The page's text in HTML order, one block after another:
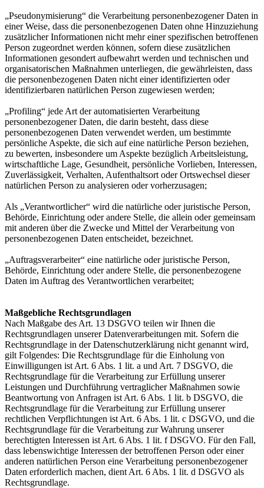
„Pseudonymisierung“ die Verarbeitung personenbezogener Daten in
einer Weise, dass die personenbezogenen Daten ohne Hinzuziehung
zusätzlicher Informationen nicht mehr einer spezifischen betroffenen
Person zugeordnet werden können, sofern diese zusätzlichen
Informationen gesondert aufbewahrt werden und technischen und
organisatorischen Maßnahmen unterliegen, die gewährleisten, dass
die personenbezogenen Daten nicht einer identifizierten oder
identifizierbaren natürlichen Person zugewiesen werden;
„Profiling“ jede Art der automatisierten Verarbeitung
personenbezogener Daten, die darin besteht, dass diese
personenbezogenen Daten verwendet werden, um bestimmte
persönliche Aspekte, die sich auf eine natürliche Person beziehen,
zu bewerten, insbesondere um Aspekte bezüglich Arbeitsleistung,
wirtschaftliche Lage, Gesundheit, persönliche Vorlieben, Interessen,
Zuverlässigkeit, Verhalten, Aufenthaltsort oder Ortswechsel dieser
natürlichen Person zu analysieren oder vorherzusagen;
Als „Verantwortlicher“ wird die natürliche oder juristische Person,
Behörde, Einrichtung oder andere Stelle, die allein oder gemeinsam
mit anderen über die Zwecke und Mittel der Verarbeitung von
personenbezogenen Daten entscheidet, bezeichnet.
„Auftragsverarbeiter“ eine natürliche oder juristische Person,
Behörde, Einrichtung oder andere Stelle, die personenbezogene
Daten im Auftrag des Verantwortlichen verarbeitet;
Maßgebliche Rechtsgrundlagen
Nach Maßgabe des Art. 13 DSGVO teilen wir Ihnen die
Rechtsgrundlagen unserer Datenverarbeitungen mit. Sofern die
Rechtsgrundlage in der Datenschutzerklärung nicht genannt wird,
gilt Folgendes: Die Rechtsgrundlage für die Einholung von
Einwilligungen ist Art. 6 Abs. 1 lit. a und Art. 7 DSGVO, die
Rechtsgrundlage für die Verarbeitung zur Erfüllung unserer
Leistungen und Durchführung vertraglicher Maßnahmen sowie
Beantwortung von Anfragen ist Art. 6 Abs. 1 lit. b DSGVO, die
Rechtsgrundlage für die Verarbeitung zur Erfüllung unserer
rechtlichen Verpflichtungen ist Art. 6 Abs. 1 lit. c DSGVO, und die
Rechtsgrundlage für die Verarbeitung zur Wahrung unserer
berechtigten Interessen ist Art. 6 Abs. 1 lit. f DSGVO. Für den Fall,
dass lebenswichtige Interessen der betroffenen Person oder einer
anderen natürlichen Person eine Verarbeitung personenbezogener
Daten erforderlich machen, dient Art. 6 Abs. 1 lit. d DSGVO als
Rechtsgrundlage.